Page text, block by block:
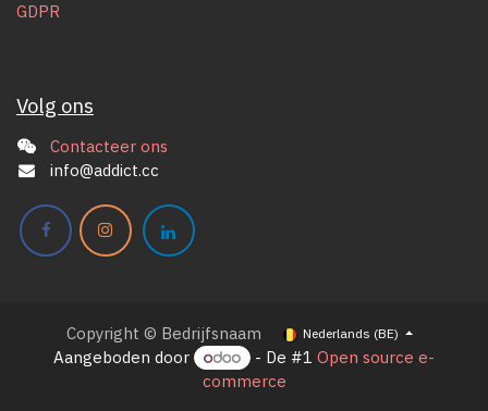
GDPR
Volg ons
Contacteer ons
info@addict.cc
Copyright © Bedrijfsnaam Nederlands (BE)
Aangeboden door - De #1 Open source e-
commerce